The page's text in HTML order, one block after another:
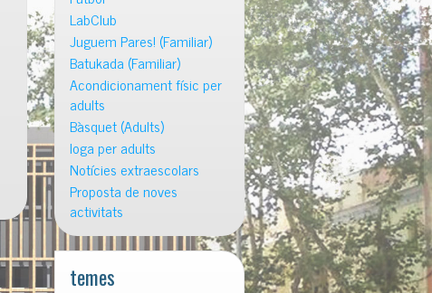
LabClub
Juguem Pares! (Familiar)
Batukada (Familiar)
Acondicionament físic per
adults
Bàsquet (Adults)
Ioga per adults
Notícies extraescolars
Proposta de noves
activitats
temes